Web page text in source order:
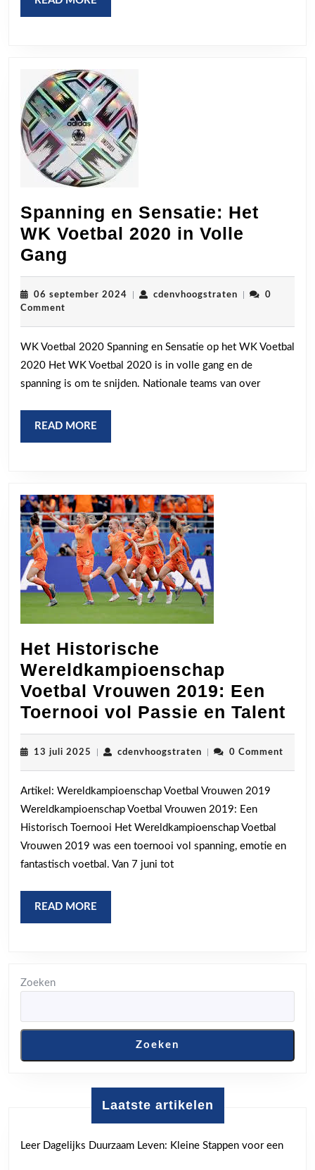
MORE
Spanning en Sensatie: Het
WK Voetbal 2020 in Volle
Gang
en
Sensatie:
WK
Voetbal
2020
Volle
Gang
06 september 2024 06
cdenvhoogstraten
0
Comment
WK Voetbal 2020 Spanning en Sensatie op het WK Voetbal
2020 Het WK Voetbal 2020 is in volle gang en de
spanning is om te snijden. Nationale teams van over
READ MORE
MORE
Het Historische
Wereldkampioenschap
Voetbal Vrouwen 2019: Een
Toernooi vol Passie en Talent
13 juli 2025 13
cdenvhoogstratencdenvhoogstraten
0 Comment
Artikel: Wereldkampioenschap Voetbal Vrouwen 2019
Wereldkampioenschap Voetbal Vrouwen 2019: Een
Historisch Toernooi Het Wereldkampioenschap Voetbal
Vrouwen 2019 was een toernooi vol spanning, emotie en
fantastisch voetbal. Van 7 juni tot
READ MORE
MORE
Zoeken
Zoeken
Laatste artikelen
Leer Dagelijks Duurzaam Leven: Kleine Stappen voor een